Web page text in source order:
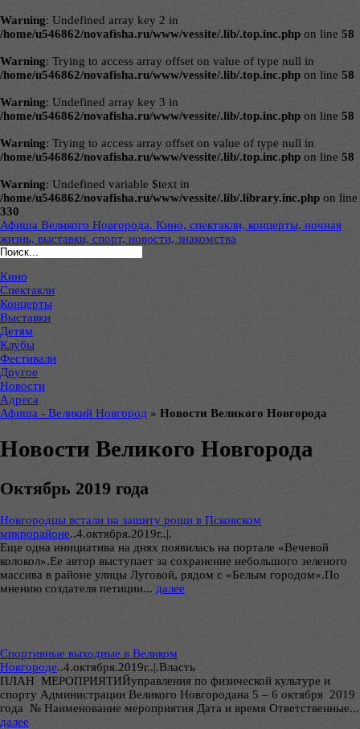
Warning: Undefined array key 2 in
/home/u546862/novafisha.ru/www/vessite/.lib/.top.inc.php on line 58
Warning: Trying to access array offset on value of type null in
/home/u546862/novafisha.ru/www/vessite/.lib/.top.inc.php on line 58
Warning: Undefined array key 3 in
/home/u546862/novafisha.ru/www/vessite/.lib/.top.inc.php on line 58
Warning: Trying to access array offset on value of type null in
/home/u546862/novafisha.ru/www/vessite/.lib/.top.inc.php on line 58
Warning: Undefined variable $text in
/home/u546862/novafisha.ru/www/vessite/.lib/.library.inc.php on line
330
Афиша Великого Новгорода. Кино, спектакли, концерты, ночная
жизнь, выставки, спорт, новости, знакомства
Кино
Спектакли
Концерты
Выставки
Детям
Клубы
Фестивали
Другое
Новости
Адреса
Афиша - Великий Новгород » Новости Великого Новгорода
Новости Великого Новгорода
Октябрь 2019 года
Новгородцы встали на защиту рощи в Псковском
микрорайоне..4.октября.2019г..|.
Еще одна инициатива на днях появилась на портале «Вечевой
колокол».Ее автор выступает за сохранение небольшого зеленого
массива в районе улицы Луговой, рядом с «Белым городом».По
мнению создателя петиции... далее
Спортивные выходные в Великом
Новгороде..4.октября.2019г..|.Власть
ПЛАН МЕРОПРИЯТИЙуправления по физической культуре и
спорту Администрации Великого Новгородана 5 – 6 октября 2019
года № Наименование мероприятия Дата и время Ответственные...
далее